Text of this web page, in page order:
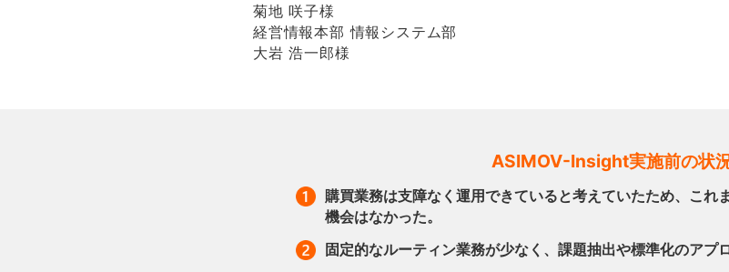
菊地 咲子様
経営情報本部 情報システム部
大岩 浩一郎様
ASIMOV-Insight実施前の状
購買業務は支障なく運用できていると考えていたため、これ
機会はなかった。
固定的なルーティン業務が少なく、課題抽出や標準化のアプ